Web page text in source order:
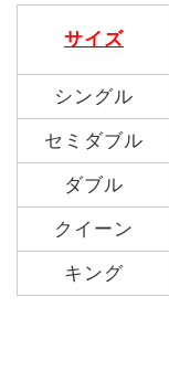
サイズ
シングル
セミダブル
ダブル
クイーン
キング